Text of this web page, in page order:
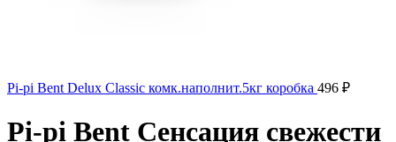
Pi-pi Bent Delux Classic комк.наполнит.5кг коробка 496 ₽
Pi-pi Bent Сенсация свежести